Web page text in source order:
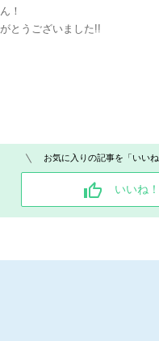
！
とうございました!!
お気に入りの記事を「いい
いいね！